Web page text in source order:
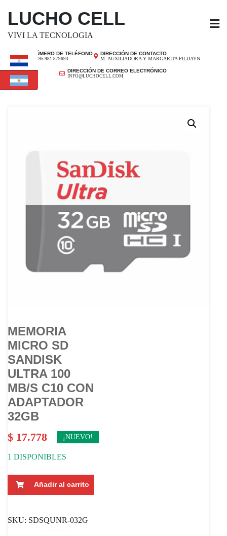
LUCHO CELL
VIVI LA TECNOLOGIA
NÚMERO DE TELÉFONO
+ 595 981 879693
DIRECCIÓN DE CONTACTO
M. AUXILIADORA Y MARGARITA PILDAYN
DIRECCIÓN DE CORREO ELECTRÓNICO
INFO@LUCHOCELL.COM
MEMORIA
MICRO SD
SANDISK
ULTRA 100
MB/S C10 CON
ADAPTADOR
32GB
$ 17.778 ¡NUEVO!
1 DISPONIBLES
MEMORIA
SANDISK
Añadir al carrito
SKU: SDSQUNR-032G